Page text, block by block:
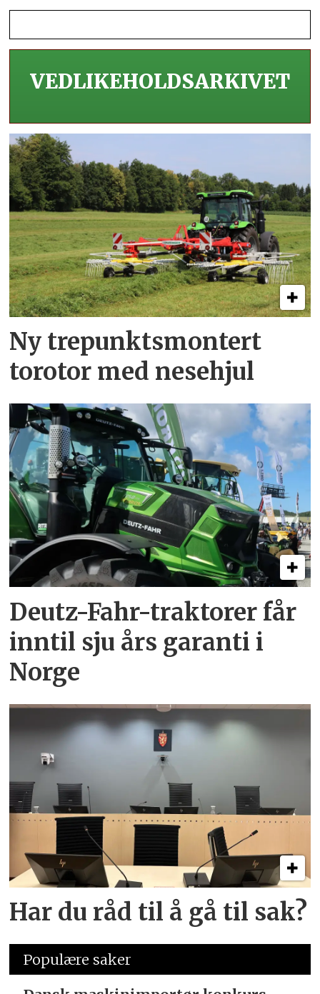
VEDLIKEHOLDS­ARKIVET
Ny trepunkts­montert
torotor med nesehjul
Deutz-Fahr-traktorer får
inntil sju års garanti i
Norge
Har du råd til å gå til sak?
Populære saker